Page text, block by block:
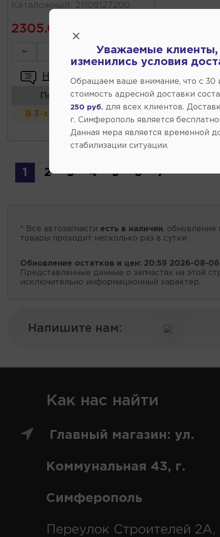
Каталожный : 21108127200
2305.00
-
Написать отзыв
Показать аналоги
В 3-х и более магазинах
1 2 3 4 5 6 7
* Все автозапчасти есть в наличии, обновление
товары проходит несколько раз в сутки.
Обновление остатков и цен: 20:59 2026-08-06
Представленные данные о запчастях на этой
исключительно информационный характер.
Напишите нам:
Как нас найти
Главный магазин: ул.
Коммунальная 43, г.
Симферополь
Переулок Строителей 2А,
Уважаемые клиенты,
изменились условия
Обращаем ваше внимание, что c 30
стоимость адресной доставки
250 руб.
для всех клиентов.
г. Симферополь является
Данная мера является временной
стабилизации ситуации.